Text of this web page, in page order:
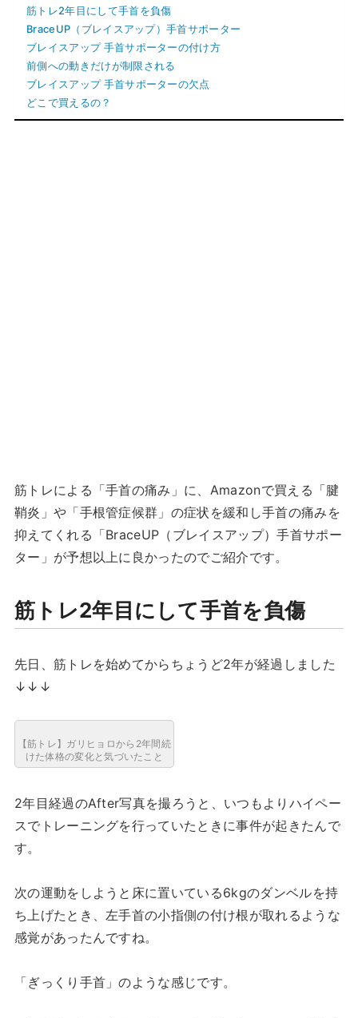
筋トレ2年目にして手首を負傷
BraceUP（ブレイスアップ）手首サポーター
ブレイスアップ 手首サポーターの付け方
前側への動きだけが制限される
ブレイスアップ 手首サポーターの欠点
どこで買えるの？
筋トレによる「手首の痛み」に、Amazonで買える「腱
鞘炎」や「手根管症候群」の症状を緩和し手首の痛みを
抑えてくれる「BraceUP（ブレイスアップ）手首サポー
ター」が予想以上に良かったのでご紹介です。
筋トレ2年目にして手首を負傷
先日、筋トレを始めてからちょうど2年が経過しました
↓↓↓
【筋トレ】ガリヒョロから2年間続
けた体格の変化と気づいたこと
2年目経過のAfter写真を撮ろうと、いつもよりハイペー
スでトレーニングを行っていたときに事件が起きたんで
す。
次の運動をしようと床に置いている6kgのダンベルを持
ち上げたとき、左手首の小指側の付け根が取れるような
感覚があったんですね。
「ぎっくり手首」のような感じです。